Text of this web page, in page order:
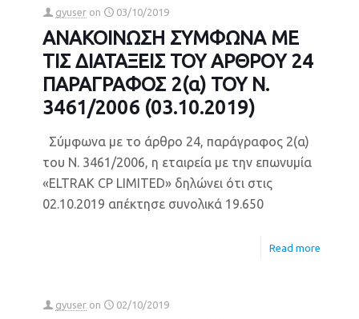
gyuser on 03/10/2019
ΑΝΑΚΟΙΝΩΣΗ ΣΥΜΦΩΝΑ ΜΕ
ΤΙΣ ΔΙΑΤΑΞΕΙΣ ΤΟΥ ΑΡΘΡΟY 24
ΠΑΡΑΓΡΑΦΟΣ 2(α) ΤΟΥ Ν.
3461/2006 (03.10.2019)
Σύμφωνα με το άρθρο 24, παράγραφος 2(α)
του Ν. 3461/2006, η εταιρεία με την επωνυμία
«ELTRAK CP LIMITED» δηλώνει ότι στις
02.10.2019 απέκτησε συνολικά 19.650
Read more
gyuser on 02/10/2019